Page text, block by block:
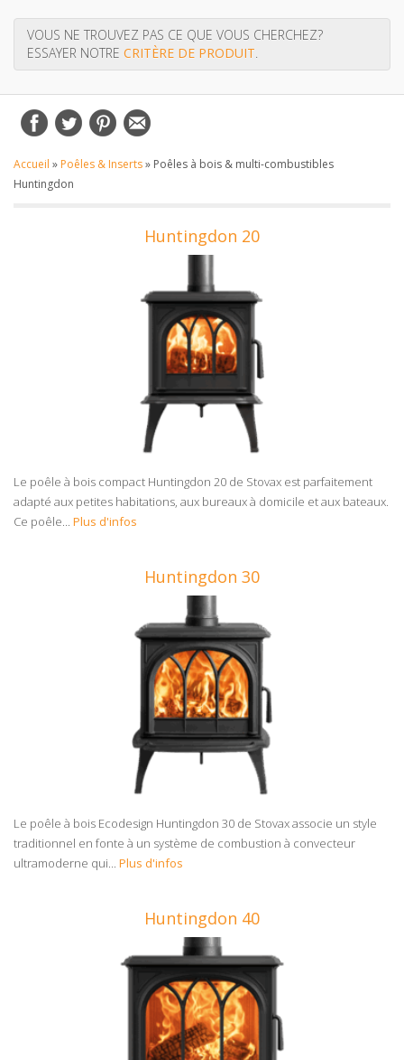
VOUS NE TROUVEZ PAS CE QUE VOUS CHERCHEZ?
ESSAYER NOTRE CRITÈRE DE PRODUIT
Accueil » Poêles & Inserts» Poêles à bois & multi-combustibles
Huntingdon
Huntingdon 20
Le poêle à bois compact Huntingdon 20 de Stovax est parfaitement
adapté aux petites habitations, aux bureaux à domicile et aux bateaux.
Ce poêle... Plus d'infos
Huntingdon 30
Le poêle à bois Ecodesign Huntingdon 30 de Stovax associe un style
traditionnel en fonte à un système de combustion à convecteur
ultramoderne qui... Plus d'infos
Huntingdon 40